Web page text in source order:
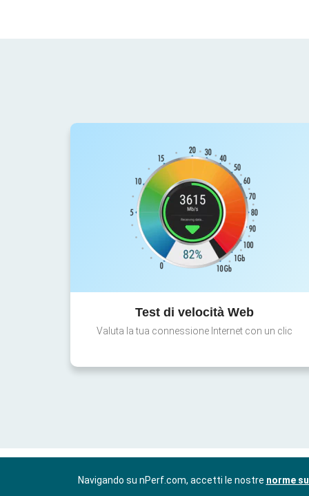
Test di velocità Web
Valuta la tua connessione Internet con un clic
Navigando su nPerf.com, accetti le nostre norme